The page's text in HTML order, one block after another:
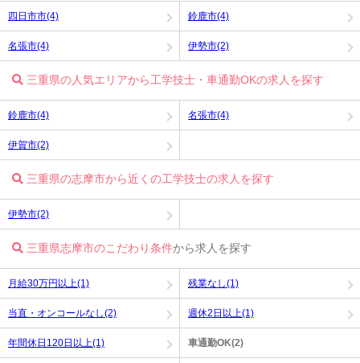
四日市市(4) 鈴鹿市(4)
名張市(4) 伊勢市(2)
三重県の人気エリアから工学技士・車通勤OKの求人を探す
鈴鹿市(4) 名張市(4)
伊賀市(2)
三重県の志摩市から近くの工学技士の求人を探す
伊勢市(2)
三重県志摩市のこだわり条件から求人を探す
月給30万円以上(1) 残業なし(1)
当直・オンコールなし(2) 週休2日以上(1)
年間休日120日以上(1) 車通勤OK(2)